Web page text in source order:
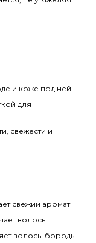
и коже под ней
для
свежести и
свежий аромат
волосы
волосы бороды